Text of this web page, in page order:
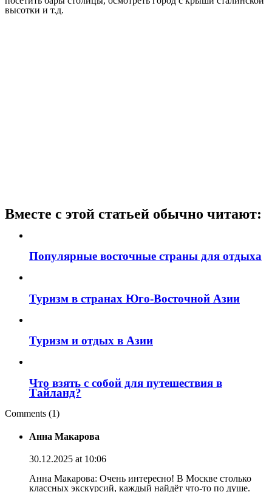
высотки и т.д.
Вместе с этой статьей обычно читают:
Популярные восточные страны для отдыха
Туризм в странах Юго-Восточной Азии
Туризм и отдых в Азии
Что взять с собой для путешествия в
Тайланд?
Comments (1)
Анна Макарова
30.12.2025 at 10:06
Анна Макарова: Очень интересно! В Москве столько
классных экскурсий, каждый найдёт что-то по душе.